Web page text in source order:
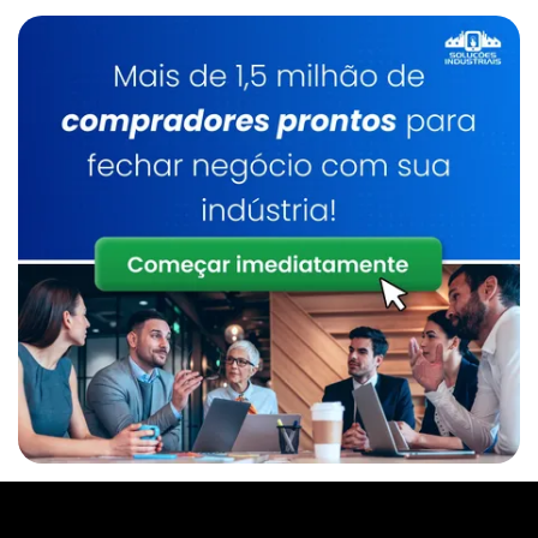
Empresa De Manipulador A Vácuo Para
Manipulador De Sacos Comprar
Empresa De Manipulador De Alta Rigidez
Manipulador De Sacos Em Sp
Empresa De Manipulador De Alta Rigidez Sp
Manipulador De Tambores
Empresa De Manipulador De Sacos
Manipulador De Tambores Sp